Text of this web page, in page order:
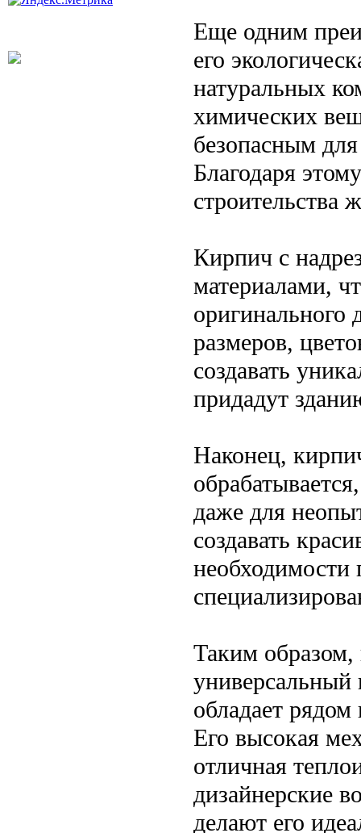
Еще одним
его
натуральных
химических
безопасным
Благодаря
строительства
Кирпич с
материалами,
оригинального
размеров,
создавать
придадут
Наконец,
даже для
создавать
Таким образом,
универсальный
обладает
Его высокая
отличная
дизайнерские
делают его